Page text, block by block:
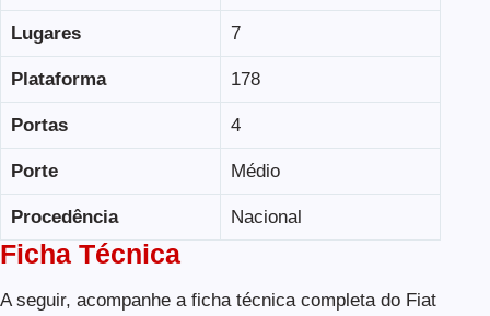
Lugares 7
Plataforma 178
Portas 4
Porte Médio
Procedência Nacional
Ficha Técnica
A seguir, acompanhe a ficha técnica completa do Fiat